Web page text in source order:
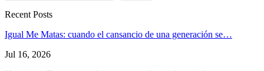
Recent Posts
Igual Me Matas: cuando el cansancio de una generación se…
Jul 16, 2026